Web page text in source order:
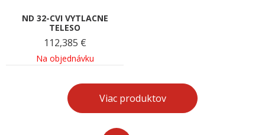
ND 32-CVI VYTLACNE
TELESO
112,385 €
Na objednávku
Viac produktov